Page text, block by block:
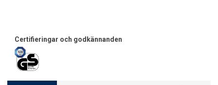
Certifieringar och godkännanden